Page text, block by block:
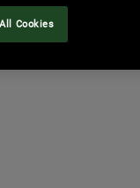
Cookies